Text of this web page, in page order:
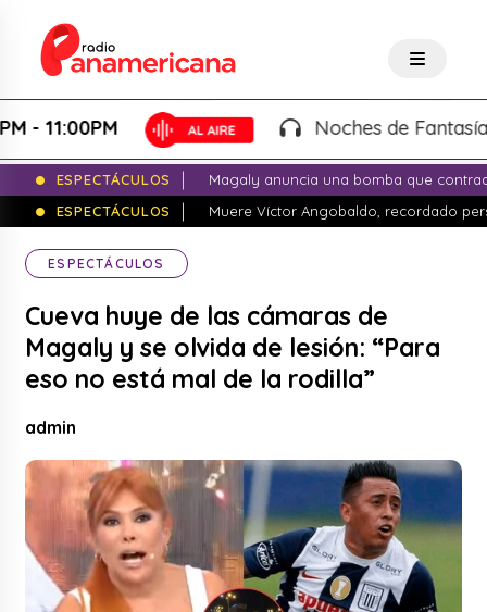
Noches de Fantasía -
ESPECTÁCULOS
Magaly anuncia una bomba que
ESPECTÁCULOS
Muere Víctor Angobaldo, recordado
ESPECTÁCULOS
Cueva huye de las cámaras de
Magaly y se olvida de lesión: “Para
eso no está mal de la rodilla”
admin